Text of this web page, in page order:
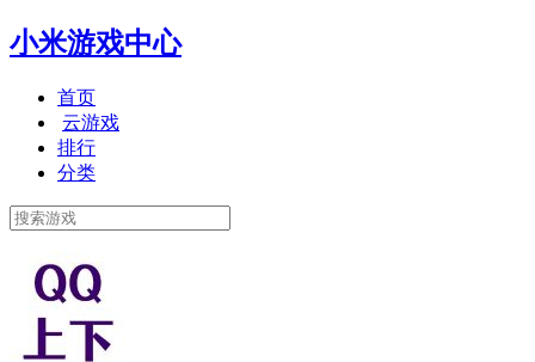
小米游戏中心
首页
云游戏
排行
分类